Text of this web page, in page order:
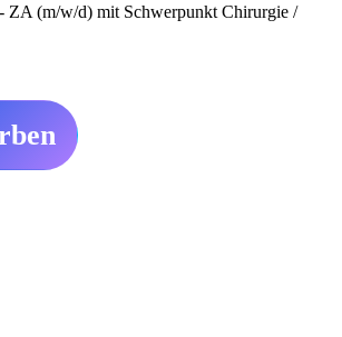
ZA (m/w/d) mit Schwerpunkt Chirurgie /